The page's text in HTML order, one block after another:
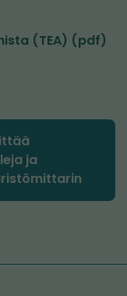
(TEA) (pdf)
ja